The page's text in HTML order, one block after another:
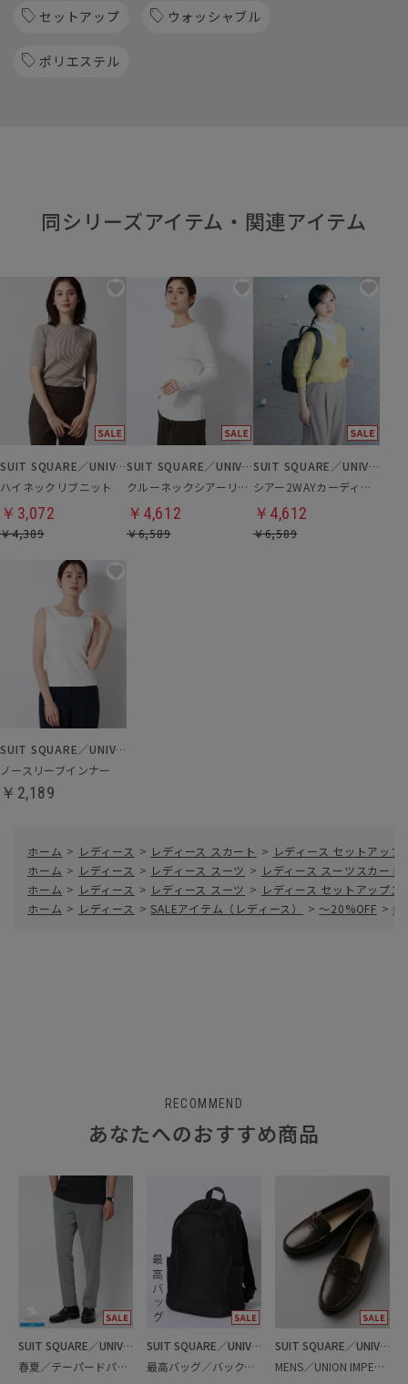
セットアップ ウォッシャブル
ポリエステル
同シリーズアイテム・関連アイテム
SUIT SQUARE／UNIVERSAL LANGUAGE／WHITE
ハイネックリブニット
￥3,072
￥4,389
SUIT SQUARE／UNIVERSAL LANGUAGE
クルーネックシアーリブニット
￥4,612
￥6,589
SUIT SQUARE／UNIVERSAL LANGUAGE／WHITE
シアー2WAYカーディガン
￥4,612
￥6,589
SUIT SQUARE／UNIVERSAL LANGUAGE／WHITE
ノースリーブインナー
￥2,189
ホーム > レディース > レディース スカート > レディース セットアッ
ホーム > レディース > レディース スーツ > レディース スーツスカート
ホーム > レディース > レディース スーツ > レディース セットアップス
ホーム > レディース > SALEアイテム（レディース） > ～20%OFF > ロ
RECOMMEND
あなたへのおすすめ商品
SUIT SQUARE／UNIVERSAL LANGUAGE
春夏／テーパードパンツ
SUIT SQUARE／UNIVERSAL LANGUAGE
最高バッグ／バックパック
SUIT SQUARE／UNIVERSAL LANGUAGE
MENS／UNION IMPERIAL監修／コインローファー